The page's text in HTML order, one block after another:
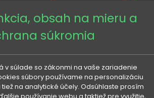
Veneti SK
obsah na mieru a
súkromia
v súlade so zákonmi na vaše zariadenie
súbory používame na personalizáciu
na analytické účely. Odsúhlaste prosím